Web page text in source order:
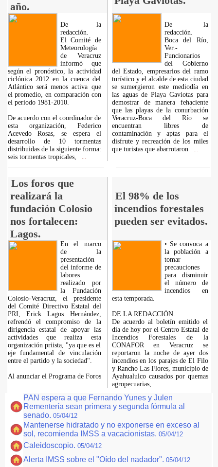
año.
De la
redacción.
El Comité de
Meteorología
de Veracruz
informó que
según el pronóstico, la actividad
ciclónica 2012 en la cuenca del
Atlántico será menos activa que
el promedio, en comparación con
el periodo 1981-2010.
De acuerdo con el coordinador de
esta organización, Federico
Acevedo Rosas, se espera el
desarrollo de 10 tormentas
distribuidas de la siguiente forma:
seis tormentas tropicales,
De la
redacción.
Boca del Río,
Ver.-
Funcionarios
del Gobierno
del Estado, empresarios del ramo
turístico y el alcalde de esta ciudad
se sumergieron este mediodía en
las aguas de Playa Gaviotas para
demostrar de manera fehaciente
que las playas de la conurbación
Veracruz-Boca del Río se
encuentran libres de
contaminación y aptas para el
disfrute y recreación de los miles
que turistas que abarrotaron
Los foros que
realizará la
fundación Colosio
nos fortalecen:
Lagos.
El 98% de los
incendios forestales
pueden ser evitados.
En el marco
de la
presentación
del informe de
labores
realizado por
la Fundación
Colosio-Veracruz, el presidente
del Comité Directivo Estatal del
PRI, Erick Lagos Hernández,
refrendó el compromiso de la
dirigencia estatal de apoyar las
actividades que realiza esta
organización priista, "ya que es el
eje fundamental de vinculación
entre el partido y la sociedad".
Al anunciar el Programa de Foros
• Se convoca a
la población a
tomar
precauciones
para disminuir
el número de
incendios en
esta temporada.
DE LA REDACCIÓN.
De acuerdo al boletín emitido el
día de hoy por el Centro Estatal de
Incendios Forestales de la
CONAFOR en Veracruz se
reportaron la noche de ayer dos
incendios en los parajes de El Filo
y Rancho Las Flores, municipio de
Ayahualulco causados por quemas
agropecuarias,
PAN espera a que Fernando Yunes y Julen
Rementería sean primera y segunda fórmula al
senado. 05/04/12
Mantenerse hidratado y no exponerse en exceso al
sol, recomienda IMSS a vacacionistas. 05/04/12
Caleidoscopio. 05/04/12
Alerta IMSS sobre el "Oído del nadador". 05/04/12